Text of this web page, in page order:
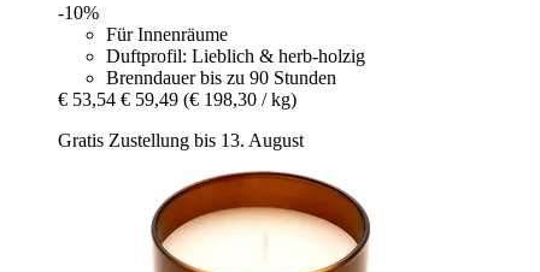
-10%
Für Innenräume
Duftprofil: Lieblich & herb-holzig
Brenndauer bis zu 90 Stunden
€ 53,54 € 59,49 (€ 198,30 / kg)
Gratis Zustellung bis 13. August